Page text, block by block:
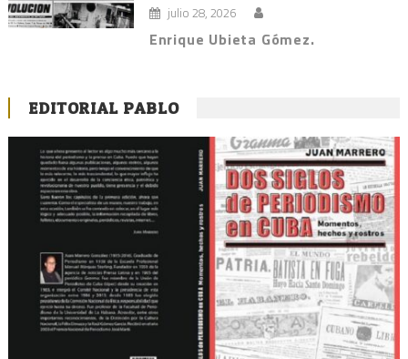
julio 28, 2026
Enrique Ubieta Gómez.
EDITORIAL PABLO